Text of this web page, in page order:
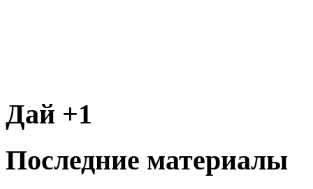
Дай +1
Последние материалы